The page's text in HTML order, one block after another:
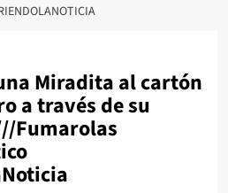
Miradita al cartón
a través de su
Fumarolas